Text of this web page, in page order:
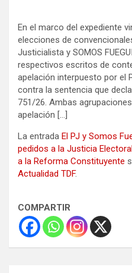
En el marco del expediente
elecciones de
Justicialista y SOMOS
respectivos escritos de
apelación interpuesto por el
contra la sentencia que
751/26. Ambas
apelación […]
La entrada El PJ y Somos
pedidos a la Justicia
a la Reforma Constituyente
Actualidad TDF.
COMPARTIR